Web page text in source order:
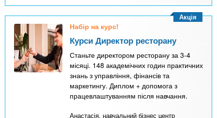
Набір на курс!
Курси Директор ресторану
Станьте директором ресторану за 3-4
місяці. 148 академічних годин практичних
знань з управління, фінансів та
маркетингу. Диплом + допомога з
працевлаштуванням після навчання.
Анастасія, навчальний бізнес центр
Акція